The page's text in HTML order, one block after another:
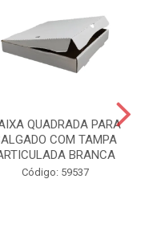
QUADRADA PARA
COM TAMPA
BRANCA
Código: 59537